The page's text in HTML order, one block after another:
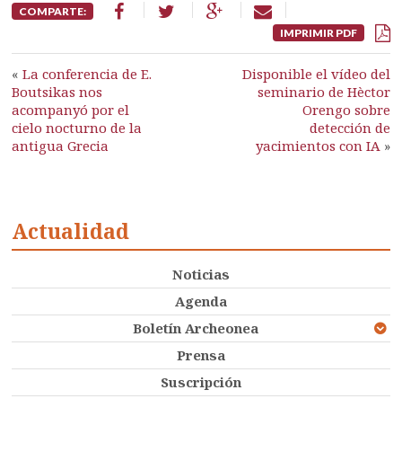
COMPARTE:
IMPRIMIR PDF
«La conferencia de E.
Boutsikas nos
acompanyó por el
cielo nocturno de la
antigua Grecia
Disponible el vídeo del
seminario de Hèctor
Orengo sobre
detección de
yacimientos con IA»
Actualidad
Noticias
Agenda
Boletín Archeonea
Prensa
Suscripción